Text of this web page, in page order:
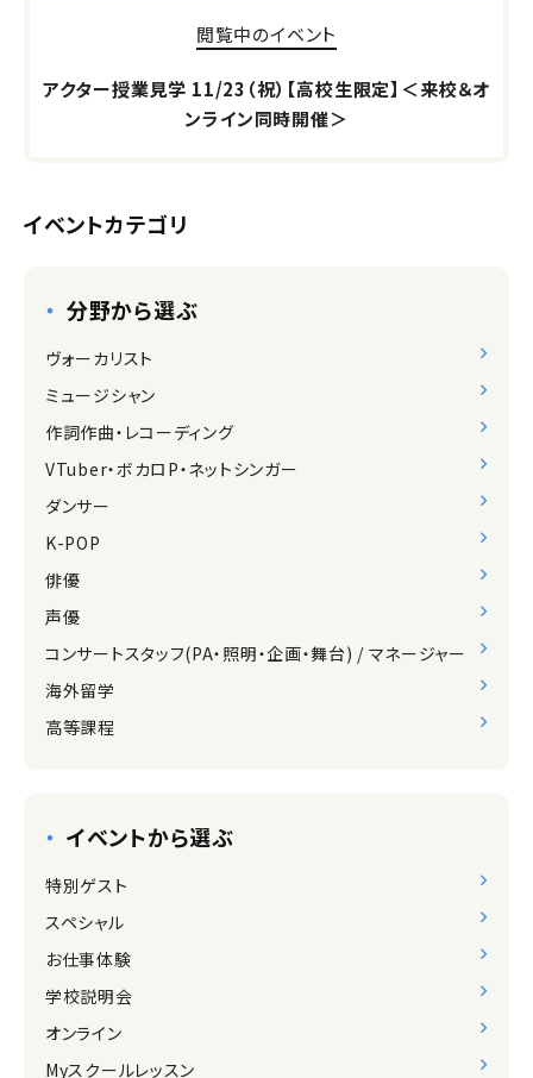
閲覧中のイベント
アクター授業見学 11/23（祝）【高校生限定】＜来校＆オ
ンライン同時開催＞
イベントカテゴリ
分野から選ぶ
ヴォーカリスト
ミュージシャン
作詞作曲・レコーディング
VTuber・ボカロP・ネットシンガー
ダンサー
K-POP
俳優
声優
コンサートスタッフ(PA・照明・企画・舞台) / マネージャー
海外留学
高等課程
イベントから選ぶ
特別ゲスト
スペシャル
お仕事体験
学校説明会
オンライン
Myスクールレッスン